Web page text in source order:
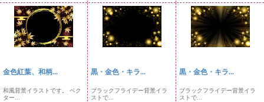
金色紅葉、和柄...
和風背景イラストです。 ベク
ター...
黒・金色・キラ...
ブラックフライデー背景イラ
ストで...
黒・金色・キラ...
ブラックフライデー背景イラ
ストで...